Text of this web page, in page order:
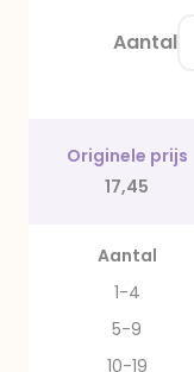
Aantal
Originele prijs
17,45
Aantal
1-4
5-9
10-19